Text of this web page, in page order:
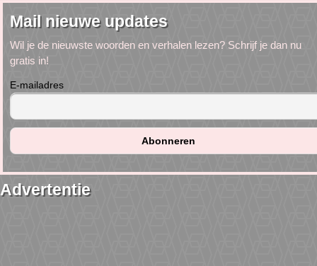
Mail nieuwe updates
Wil je de nieuwste woorden en verhalen lezen? Schrijf je dan nu
gratis in!
E-mailadres
Advertentie